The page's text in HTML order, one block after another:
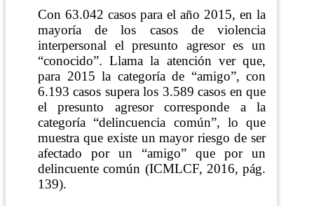
Con 63.042 casos para el año 2015, en la
mayoría de los casos de violencia
interpersonal el presunto agresor es un
“conocido”. Llama la atención ver que,
para 2015 la categoría de “amigo”, con
6.193 casos supera los 3.589 casos en que
el presunto agresor corresponde a la
categoría “delincuencia común”, lo que
muestra que existe un mayor riesgo de ser
afectado por un “amigo” que por un
delincuente común (ICMLCF, 2016, pág.
139).